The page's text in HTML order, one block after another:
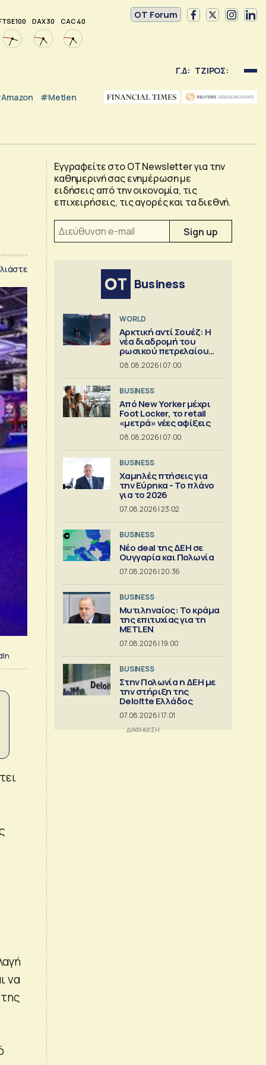
100 DAX 30 CAC 40
OT Forum
Γ.Δ: ΤΖΙΡΟΣ:
#Metlen
να
Εγγραφείτε στο OT Newsletter για την
καθημερινή σας ενημέρωση με
ειδήσεις από την οικονομία, τις
επιχειρήσεις, τις αγορές και τα διεθνή.
Business
WORLD
Αρκτική αντί Σουέζ: Η
νέα διαδρομή του
ρωσικού πετρελαίου
[Γράφημα]
08.08.2026 | 07:00
BUSINESS
Από New Yorker μέχρι
Foot Locker, το retail
«μετρά» νέες αφίξεις
08.08.2026 | 07:00
BUSINESS
Χαμηλές πτήσεις για
την Εύρηκα - Το πλάνο
για το 2026
07.08.2026 | 23:02
BUSINESS
Νέο deal της ΔΕΗ σε
Ουγγαρία και Πολωνία
07.08.2026 | 20:36
BUSINESS
Μυτιληναίος: Το κράμα
της επιτυχίας για τη
METLEN
07.08.2026 | 19:00
BUSINESS
Στην Πολωνία η ΔΕΗ με
την στήριξη της
Deloitte Ελλάδος
07.08.2026 | 17:01